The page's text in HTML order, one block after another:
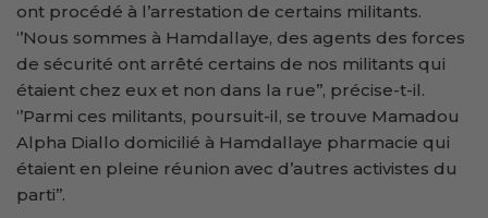
ont procédé à l’arrestation de certains militants.
‘’Nous sommes à Hamdallaye, des agents des forces
de sécurité ont arrêté certains de nos militants qui
étaient chez eux et non dans la rue’’, précise-t-il.
‘’Parmi ces militants, poursuit-il, se trouve Mamadou
Alpha Diallo domicilié à Hamdallaye pharmacie qui
étaient en pleine réunion avec d’autres activistes du
parti’’.